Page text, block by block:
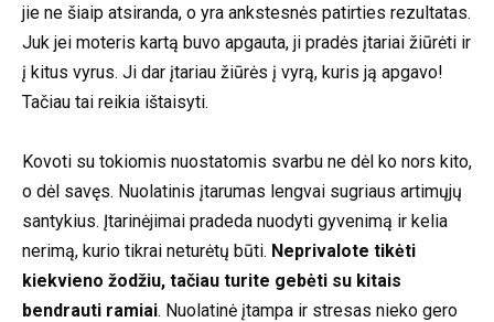
jie ne šiaip atsiranda, o yra ankstesnės patirties rezultatas.
Juk jei moteris kartą buvo apgauta, ji pradės įtariai žiūrėti ir
į kitus vyrus. Ji dar įtariau žiūrės į vyrą, kuris ją apgavo!
Tačiau tai reikia ištaisyti.
Kovoti su tokiomis nuostatomis svarbu ne dėl ko nors kito,
o dėl savęs. Nuolatinis įtarumas lengvai sugriaus artimųjų
santykius. Įtarinėjimai pradeda nuodyti gyvenimą ir kelia
nerimą, kurio tikrai neturėtų būti. Neprivalote tikėti
kiekvieno žodžiu, tačiau turite gebėti su kitais
bendrauti ramiai. Nuolatinė įtampa ir stresas nieko gero